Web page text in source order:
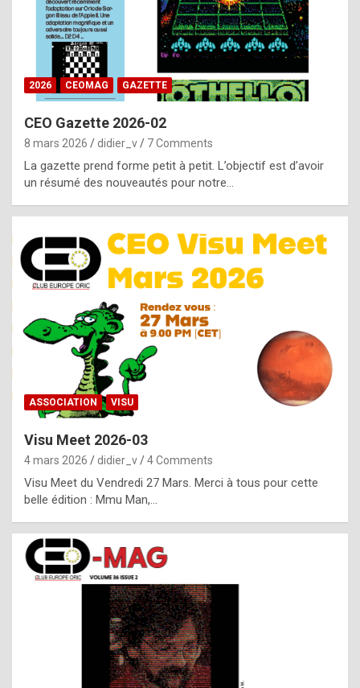
b
e
b
y
g
e
n
u
i
n
e
R
o
p
l
c
h
i
s
t
o
2026 CEOMAG GAZETTE
CEO Gazette 2026-02
8 mars 2026 didier_v 7 Comments
La gazette prend forme petit à petit. L’objectif est d’avoir
un résumé des nouveautés pour notre…
ASSOCIATION VISU
Visu Meet 2026-03
4 mars 2026 didier_v 4 Comments
Visu Meet du Vendredi 27 Mars. Merci à tous pour cette
belle édition : Mmu Man,…